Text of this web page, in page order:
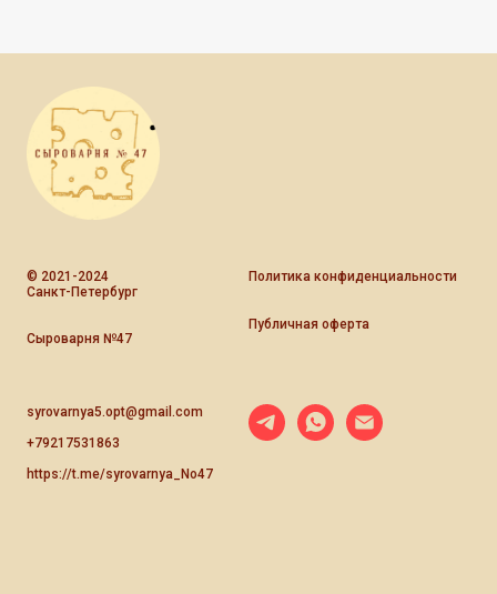
© 2021-2024
Санкт-Петербург
Сыроварня №47
Политика конфиденциальности
Публичная оферта
syrovarnya5.opt@gmail.com
+79217531863
https://t.me/syrovarnya_No47